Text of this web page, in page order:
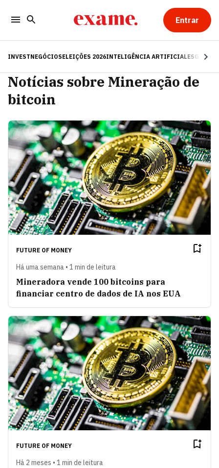
Entrar
INVESTNEGÓCIOSELEIÇÕES 2026INTELIGÊNCIA ARTIFICIALESG
Notícias sobre Mineração de
bitcoin
FUTURE OF MONEY
Há uma semana • 1 min de leitura
Mineradora vende 100 bitcoins para
financiar centro de dados de IA nos EUA
FUTURE OF MONEY
Há 2 meses • 1 min de leitura